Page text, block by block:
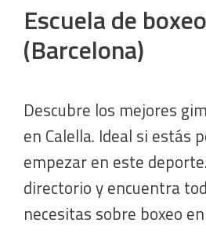
Escuela de
(Barcelona)
Descubre los mejores
en Calella. Ideal si estás
empezar en este
directorio y encuentra
necesitas sobre boxeo